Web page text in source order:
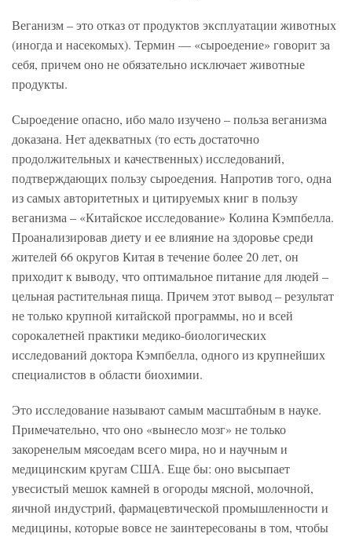
Веганизм – это отказ от продуктов эксплуатации животных
(иногда и насекомых). Термин — «сыроедение» говорит за
себя, причем оно не обязательно исключает животные
продукты.
Сыроедение опасно, ибо мало изучено – польза веганизма
доказана. Нет адекватных (то есть достаточно
продолжительных и качественных) исследований,
подтверждающих пользу сыроедения. Напротив того, одна
из самых авторитетных и цитируемых книг в пользу
веганизма – «Китайское исследование» Колина Кэмпбелла.
Проанализировав диету и ее влияние на здоровье среди
жителей 66 округов Китая в течение более 20 лет, он
приходит к выводу, что оптимальное питание для людей –
цельная растительная пища. Причем этот вывод – результат
не только крупной китайской программы, но и всей
сорокалетней практики медико-биологических
исследований доктора Кэмпбелла, одного из крупнейших
специалистов в области биохимии.
Это исследование называют самым масштабным в науке.
Примечательно, что оно «вынесло мозг» не только
закоренелым мясоедам всего мира, но и научным и
медицинским кругам США. Еще бы: оно высыпает
увесистый мешок камней в огороды мясной, молочной,
яичной индустрий, фармацевтической промышленности и
медицины, которые вовсе не заинтересованы в том, чтобы